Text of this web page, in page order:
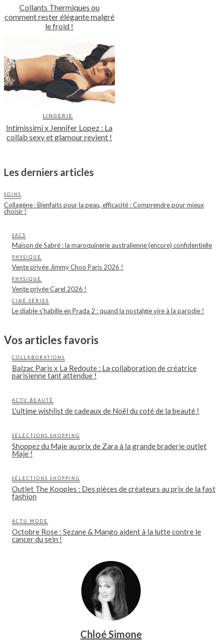
Collants Thermiques ou
comment rester élégante malgré
le froid !
LINGERIE
Intimissimi x Jennifer Lopez : La
collab sexy et glamour revient !
Les derniers articles
SOINS
Collagène : Bienfaits pour la peau, efficacité : Comprendre pour mieux
choisir !
SACS
Maison de Sabré : la maroquinerie australienne (encore) confidentielle
PHYSIQUE
Vente privée Jimmy Choo Paris 2026 !
PHYSIQUE
Vente privée Carel 2026 !
CINÉ SÉRIES
Le diable s’habille en Prada 2 : quand la nostalgie vire à la parodie !
Vos articles favoris
COLLABORATIONS
Balzac Paris x La Redoute : La collaboration de créatrice
parisienne tant attendue !
ACTU BEAUTÉ
L'ultime wishlist de cadeaux de Noël du coté de la beauté !
SÉLECTIONS SHOPPING
Shoppez du Maje au prix de Zara à la grande braderie outlet
Maje !
SÉLECTIONS SHOPPING
Outlet The Kooples : Des pièces de créateurs au prix de la fast
fashion
ACTU MODE
Octobre Rose : Sezane & Mango aident à la lutte contre le
cancer du sein !
Chloé Simone